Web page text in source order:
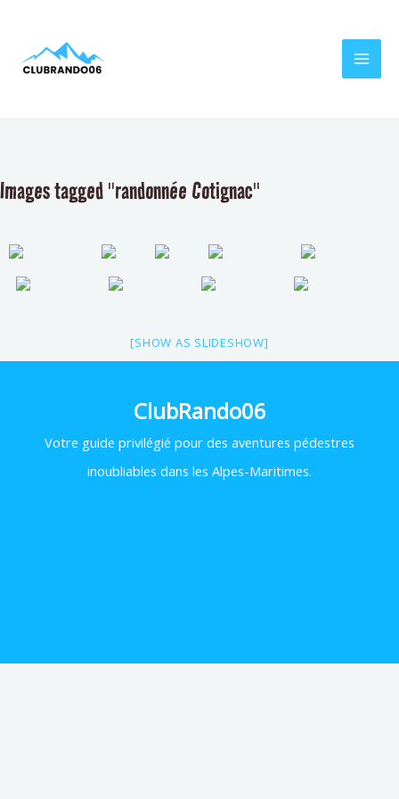
contenu
Images tagged "randonnée Cotignac"
[SHOW AS SLIDESHOW]
ClubRando06
Votre guide privilégié pour des aventures pédestres
inoubliables dans les Alpes-Maritimes.